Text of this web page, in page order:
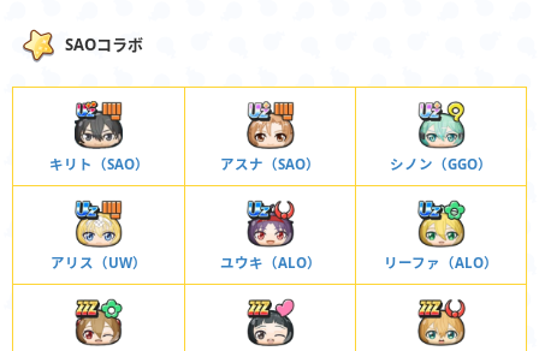
SAOコラボ
キリト（SAO） アスナ（SAO） シノン（GGO）
アリス（UW） ユウキ（ALO） リーファ（ALO）